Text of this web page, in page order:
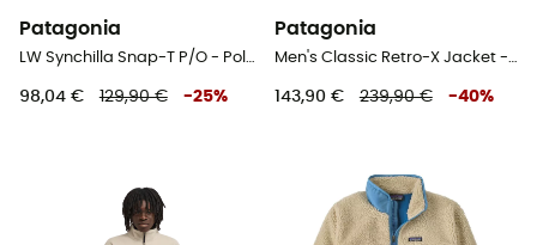
Patagonia
LW Synchilla Snap-T P/O - Polar homem
98,04 € 129,90 € -25%
Patagonia
Men's Classic Retro-X Jacket - Polar homem
143,90 € 239,90 € -40%